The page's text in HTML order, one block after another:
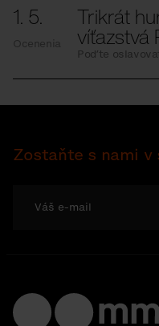
1. 5.
Ocenenia
Trikrát
víťazstvá
Poďte
Zostaňte s nami v